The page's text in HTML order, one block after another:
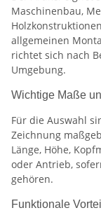
Maschinenbau,
allgemeinen
richtet sich nach
Umgebung.
Wichtige Maße
Für die Auswahl
Zeichnung
Länge, Höhe,
oder Antrieb,
gehören.
Funktionale